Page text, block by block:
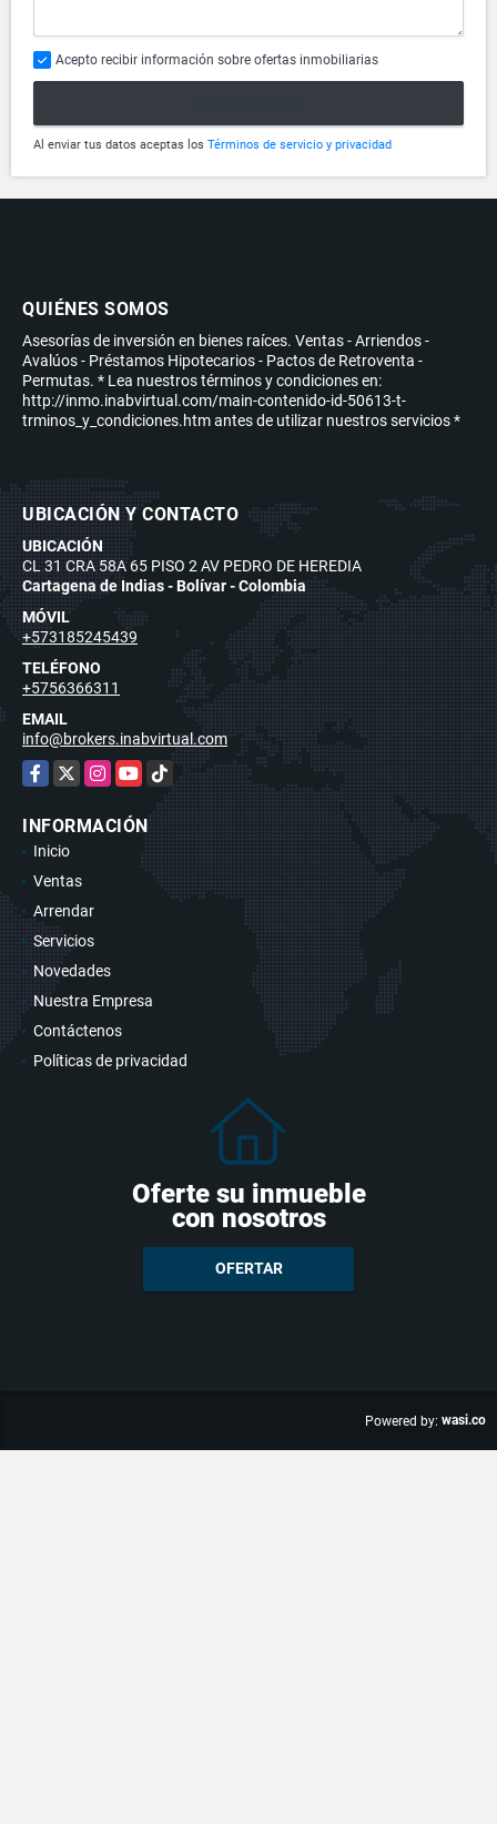
Acepto recibir información sobre ofertas inmobiliarias
Al enviar tus datos aceptas los Términos de servicio y privacidad
QUIÉNES SOMOS
Asesorías de inversión en bienes raíces. Ventas - Arriendos -
Avalúos - Préstamos Hipotecarios - Pactos de Retroventa -
Permutas. * Lea nuestros términos y condiciones en:
http://inmo.inabvirtual.com/main-contenido-id-50613-t-
trminos_y_condiciones.htm antes de utilizar nuestros servicios *
UBICACIÓN Y CONTACTO
UBICACIÓN
CL 31 CRA 58A 65 PISO 2 AV PEDRO DE HEREDIA
Cartagena de Indias - Bolívar - Colombia
MÓVIL
+573185245439
TELÉFONO
+5756366311
EMAIL
info@brokers.inabvirtual.com
Facebook
X Instagram
YouTubeTikTok
INFORMACIÓN
Inicio
Ventas
Arrendar
Servicios
Novedades
Nuestra Empresa
Contáctenos
Políticas de privacidad
Oferte su inmueble
con nosotros
OFERTAR
Powered by: wasi.co